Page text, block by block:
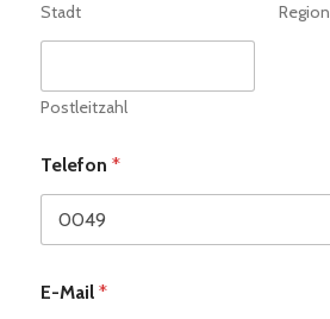
Stadt Region
Postleitzahl
Telefon *
E-Mail *